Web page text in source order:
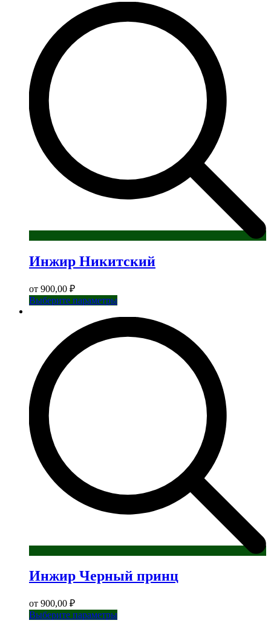
вариаций.
Инжир Никитский
от 900,00 ₽
Выберите параметрыЭтот
вариаций.
Инжир Черный принц
от 900,00 ₽
Выберите параметрыЭтот